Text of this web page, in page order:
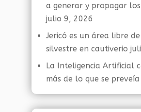
a generar y propagar los
julio 9, 2026
Jericó es un área libre
silvestre en cautiverio
La Inteligencia Artificial
más de lo que se preveía